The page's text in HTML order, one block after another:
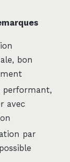
bon
performant,
avec
par